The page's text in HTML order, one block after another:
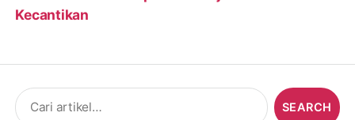
Kecantikan
Search
for: